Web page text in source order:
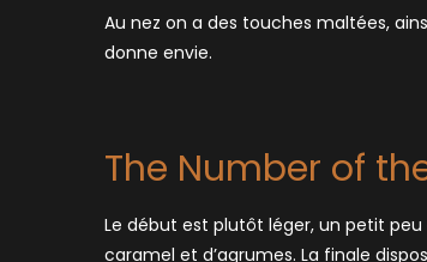
Au nez on a des touches maltées,
donne envie.
The Number of
Le début est plutôt léger, un petit
caramel et d’agrumes. La finale